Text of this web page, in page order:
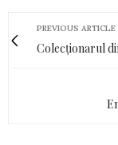
PREVIOUS ARTICLE
Colecționarul